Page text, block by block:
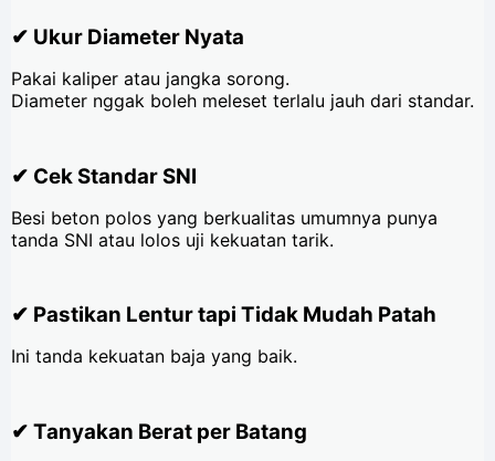
✔ Ukur Diameter Nyata
Pakai kaliper atau jangka sorong.
Diameter nggak boleh meleset terlalu jauh dari standar.
✔ Cek Standar SNI
Besi beton polos yang berkualitas umumnya punya
tanda SNI atau lolos uji kekuatan tarik.
✔ Pastikan Lentur tapi Tidak Mudah Patah
Ini tanda kekuatan baja yang baik.
✔ Tanyakan Berat per Batang